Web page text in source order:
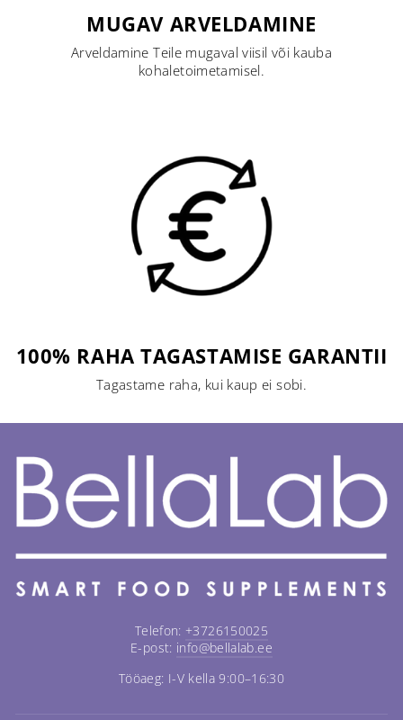
MUGAV ARVELDAMINE
Arveldamine Teile mugaval viisil või kauba
kohaletoimetamisel.
100% RAHA TAGASTAMISE GARANTII
Tagastame raha, kui kaup ei sobi.
Telefon: +3726150025
E-post: info@bellalab.ee
Tööaeg: I-V kella 9:00–16:30